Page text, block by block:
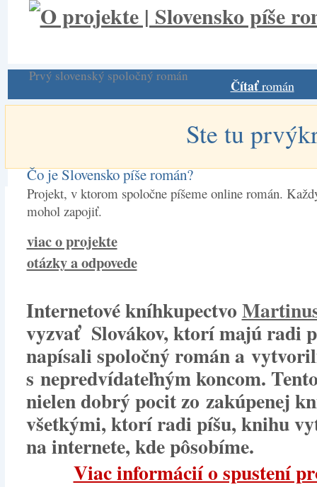
Prvý slovenský spoločný román
Čítaťromán
Ste tu
Čo je Slovensko píše román?
Projekt, v ktorom spoločne píšeme online román.
mohol zapojiť.
viac o projekte
otázky a odpovede
Internetové kníhkupectvo
vyzvať Slovákov, ktorí majú radi
napísali spoločný román a
s nepredvídateľným koncom.
nielen dobrý pocit zo zakúpenej
všetkými, ktorí radi píšu, knihu
na internete, kde pôsobíme.
Viac informácií o spustení